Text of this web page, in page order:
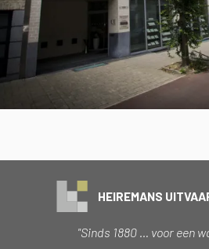
HEIREMANS
"Sinds 1880 … voor een